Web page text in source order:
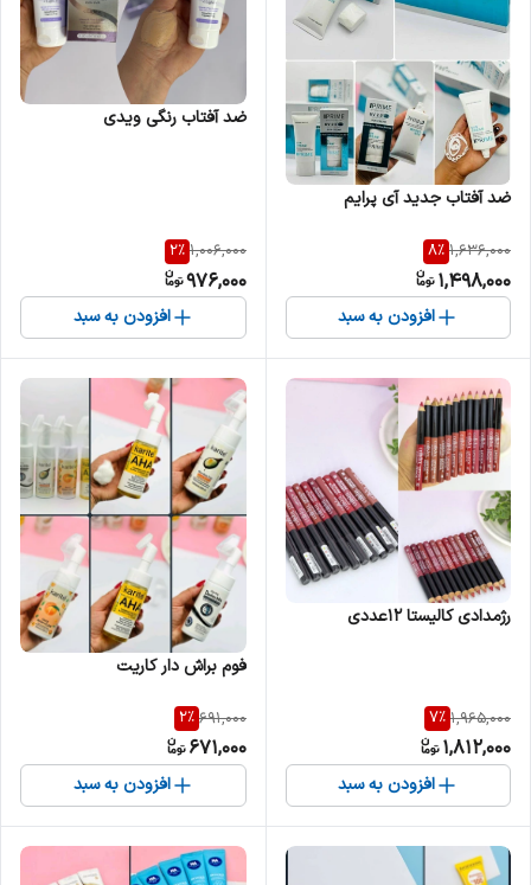
ضد آفتاب جدید آی پرایم
1,636,000
8%
1,498,000
افزودن به سبد
ضد آفتاب رنگی ویدی
1,006,000
2%
976,000
افزودن به سبد
رژمدادی کالیستا 12عددی
1,965,000
7%
1,812,000
افزودن به سبد
فوم براش دار کاریت
691,000
2%
671,000
افزودن به سبد